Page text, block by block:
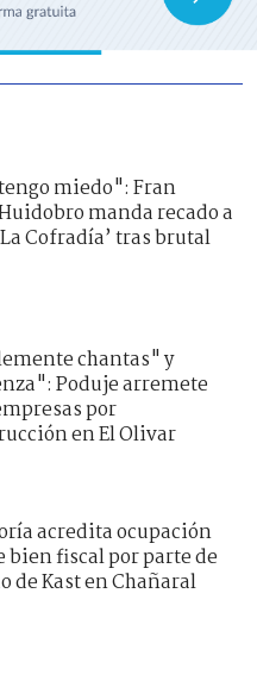
miedo": Fran
manda recado a
Cofradía’ tras brutal
chantas" y
Poduje arremete
por
en El Olivar
acredita ocupación
bien fiscal por parte de
de Kast en Chañaral